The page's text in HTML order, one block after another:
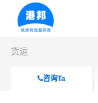
货运
咨询Ta